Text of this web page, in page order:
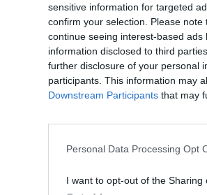
sensitive information for targeted
confirm your selection. Please
continue seeing interest-based
information disclosed to third
further disclosure of your personal
participants. This information may
Downstream Participants that may
Personal Data Processing Opt
I want to opt-out of the Sharing
Δημοφιλή Άρθρα